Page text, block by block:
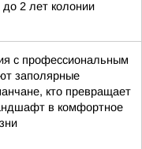
до 2 лет колонии
с профессиональным
заполярные
кто превращает
в комфортное